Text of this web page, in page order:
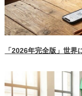
「2026年完全版」世